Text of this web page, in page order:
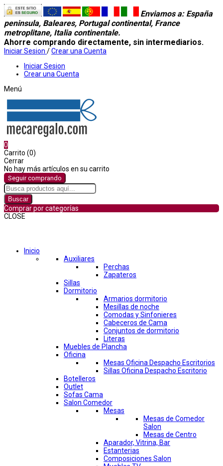
Enviamos a: España
peninsula, Baleares, Portugal continental, France
metroplitane, Italia continentale.
Ahorre comprando directamente, sin intermediarios.
Iniciar Sesion /Crear una Cuenta
Iniciar Sesion
Crear una Cuenta
Menú
0
Carrito (0)
Cerrar
No hay más artículos en su carrito
Seguir comprando
Buscar
Comprar por categorías
CLOSE
Inicio
Auxiliares
Perchas
Zapateros
Sillas
Dormitorio
Armarios dormitorio
Mesillas de noche
Comodas y Sinfonieres
Cabeceros de Cama
Conjuntos de dormitorio
Literas
Muebles de Plancha
Oficina
Mesas Oficina Despacho Escritorios
Sillas Oficina Despacho Escritorio
Botelleros
Outlet
Sofas Cama
Salon Comedor
Mesas
Mesas de Comedor
Salon
Mesas de Centro
Aparador, Vitrina, Bar
Estanterias
Composiciones Salon